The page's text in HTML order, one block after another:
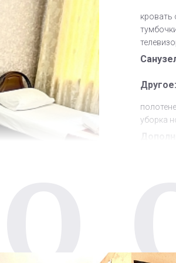
кровать
Другое:
уборка